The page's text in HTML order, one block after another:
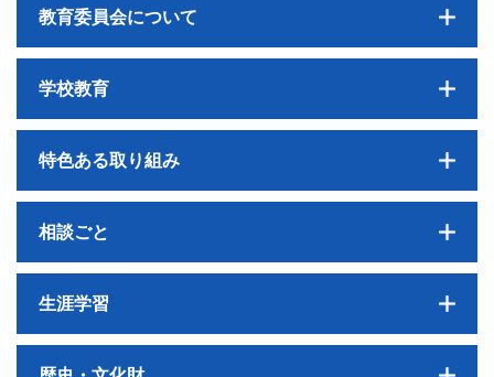
教育委員会について
学校教育
特色ある取り組み
相談ごと
生涯学習